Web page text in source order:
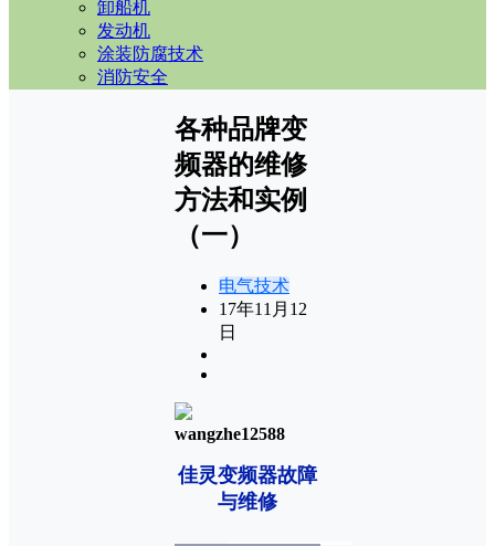
卸船机
发动机
涂装防腐技术
消防安全
各种品牌变
频器的维修
方法和实例
（一）
电气技术
17年11月12
日
wangzhe12588
佳灵变频器故障
与维修